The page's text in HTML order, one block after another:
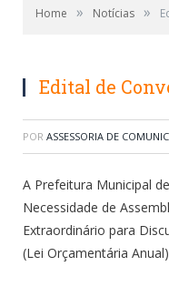
Home » Notícias »
Edital de
POR ASSESSORIA DE
A Prefeitura Municipal
Necessidade de
Extraordinário para
(Lei Orçamentária Anual)